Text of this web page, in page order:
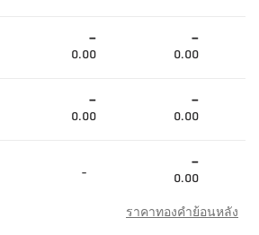
-
0.00
-
0.00
-
0.00
-
0.00
- -
0.00
ราคาทองคำย้อนหลัง